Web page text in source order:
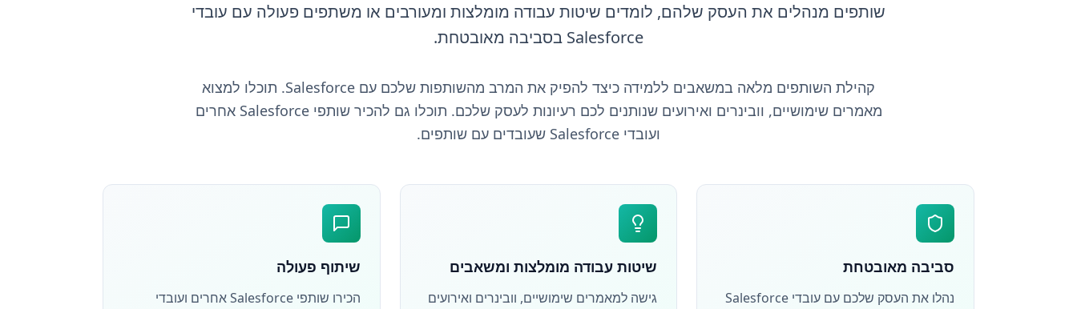
שותפים מנהלים את העסק שלהם, לומדים שיטות עבודה מומלצות ומעורבים או משתפים פעולה עם עובדי
Salesforce בסביבה מאובטחת.
קהילת השותפים מלאה במשאבים ללמידה כיצד להפיק את המרב מהשותפות שלכם עם Salesforce. תוכלו למצוא
מאמרים שימושיים, וובינרים ואירועים שנותנים לכם רעיונות לעסק שלכם. תוכלו גם להכיר שותפי Salesforce אחרים
ועובדי Salesforce שעובדים עם שותפים.
סביבה מאובטחת
נהלו את העסק שלכם עם עובדי Salesforce
שיטות עבודה מומלצות ומשאבים
גישה למאמרים שימושיים, וובינרים ואירועים
שיתוף פעולה
הכירו שותפי Salesforce אחרים ועובדי